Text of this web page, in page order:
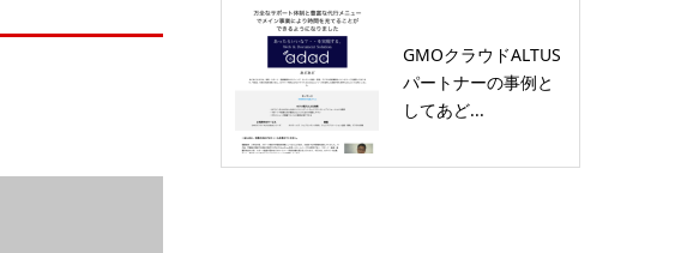
GMOクラウドALTUS
パートナーの事例と
してあど...